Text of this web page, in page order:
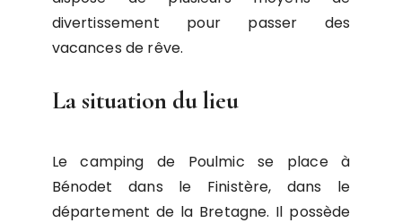
divertissement pour passer des
vacances de rêve.
La situation du lieu
Le camping de Poulmic se place à
Bénodet dans le Finistère, dans le
département de la Bretagne. Il possède